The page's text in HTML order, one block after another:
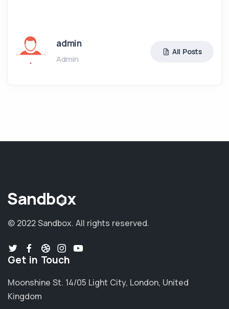
admin
Admin
All Posts
© 2022 Sandbox. All rights reserved.
Get in Touch
Moonshine St. 14/05 Light City, London, United
Kingdom